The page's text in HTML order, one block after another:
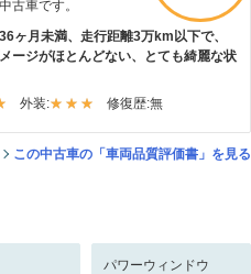
古車です。
ヶ月未満、走行距離3万km以下で、
ージがほとんどない、とても綺麗な状
外装: 修復歴:無
この中古車の「車両品質評価書」を見る
パワーウィンドウ